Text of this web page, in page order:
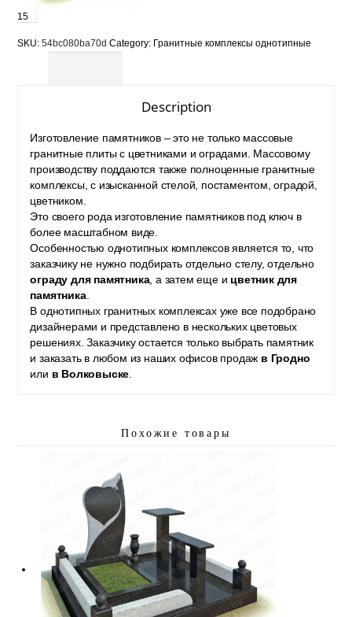
15
SKU:54bc080ba70d Category: Гранитные комплексы однотипные
Description
Изготовление памятников – это не только массовые
гранитные плиты с цветниками и оградами. Массовому
производству поддаются также полноценные гранитные
комплексы, с изысканной стелой, постаментом, оградой,
цветником.
Это своего рода изготовление памятниковпод ключ в
более масштабном виде.
Особенностью однотипных комплексов является то, что
заказчику не нужно подбирать отдельно стелу, отдельно
ограду для памятника, а затем еще и цветник для
памятника.
В однотипных гранитных комплексах уже все подобрано
дизайнерами и представлено в нескольких цветовых
решениях. Заказчику остается только выбрать памятник
и заказать в любом из наших офисов продаж в Гродно
или в Волковыске.
Похожие товары